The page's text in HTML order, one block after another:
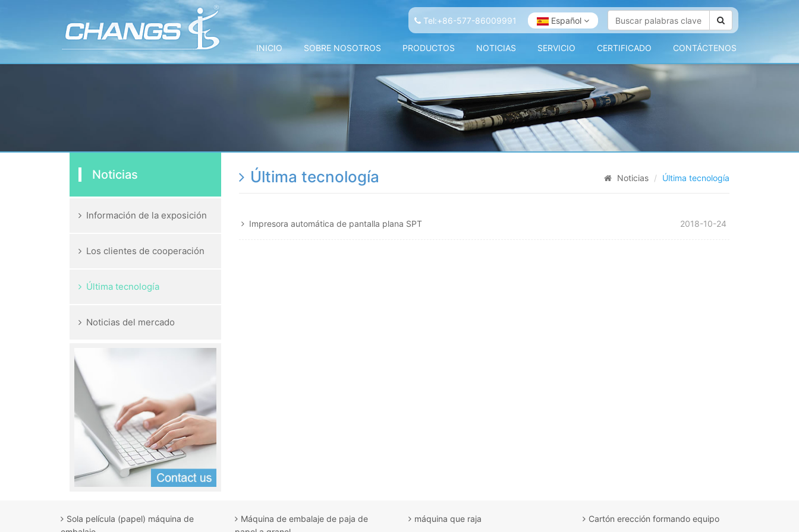
Tel:+86-577-86009991 Español
INICIO SOBRE NOSOTROS PRODUCTOS NOTICIAS SERVICIO CERTIFICADO CONTÁCTENOS
Última tecnología Noticias Última tecnología
2018-10-24
Impresora automática de pantalla plana SPT
Noticias
Información de la exposición
Los clientes de cooperación
Última tecnología
Noticias del mercado
Sola película (papel) máquina de
Máquina de embalaje de paja de
máquina que raja
Cartón erección formando equipo